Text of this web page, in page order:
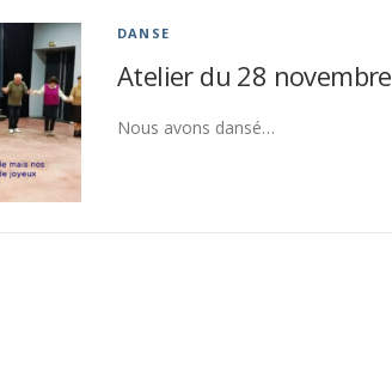
DANSE
Atelier du 28 novembre
Nous avons dansé…